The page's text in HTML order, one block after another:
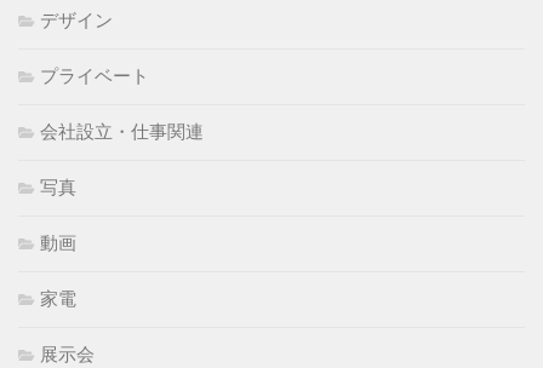
デザイン
プライベート
会社設立・仕事関連
写真
動画
家電
展示会